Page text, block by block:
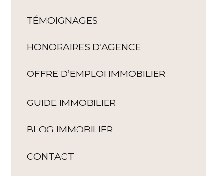
TÉMOIGNAGES
HONORAIRES D’AGENCE
OFFRE D’EMPLOI IMMOBILIER
GUIDE IMMOBILIER
BLOG IMMOBILIER
CONTACT